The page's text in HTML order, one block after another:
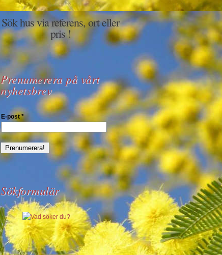
Sök hus via referens, ort eller
pris !
Prenumerera på vårt
nyhetsbrev
E-post*
Sökformulär